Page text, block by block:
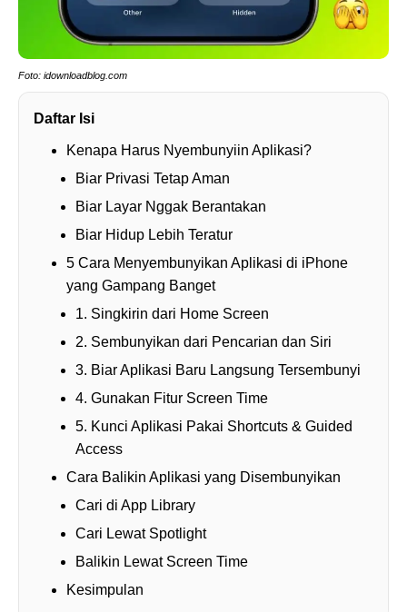
Foto: idownloadblog.com
Daftar Isi
Kenapa Harus Nyembunyiin Aplikasi?
Biar Privasi Tetap Aman
Biar Layar Nggak Berantakan
Biar Hidup Lebih Teratur
5 Cara Menyembunyikan Aplikasi di iPhone
yang Gampang Banget
1. Singkirin dari Home Screen
2. Sembunyikan dari Pencarian dan Siri
3. Biar Aplikasi Baru Langsung Tersembunyi
4. Gunakan Fitur Screen Time
5. Kunci Aplikasi Pakai Shortcuts & Guided
Access
Cara Balikin Aplikasi yang Disembunyikan
Cari di App Library
Cari Lewat Spotlight
Balikin Lewat Screen Time
Kesimpulan